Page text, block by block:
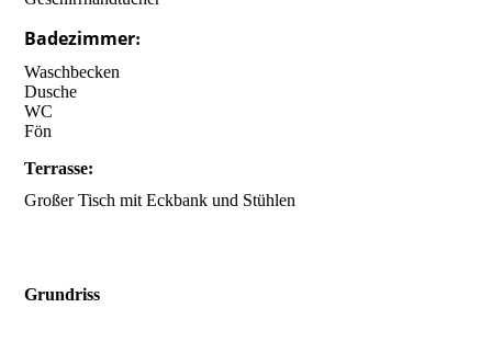
Badezimmer:
Waschbecken
Dusche
WC
Fön
Terrasse:
Großer Tisch mit Eckbank und Stühlen
Grundriss